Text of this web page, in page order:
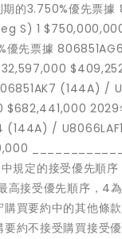
的3.750%優先票
S) 1
優先票據
(144A) /
$682,441,000 2029
(144A) /
規定的接受優先順
高接受優先順序，4
買要約中的其他條
約不接受購買接受